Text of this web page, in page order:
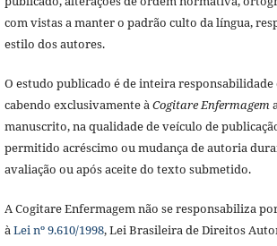
com vistas a manter o padrão culto da língua,
estilo dos autores.
O estudo publicado é de inteira
cabendo exclusivamente à Cogitare Enfermagem
manuscrito, na qualidade de veículo de
permitido acréscimo ou mudança de autoria
avaliação ou após aceite do texto submetido.
A Cogitare Enfermagem não se responsabiliza
à Lei nº 9.610/1998, Lei Brasileira de Direitos